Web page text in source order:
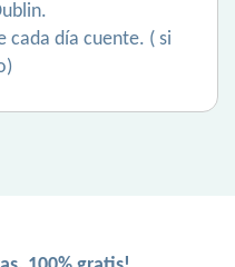
cada día cuente. ( si